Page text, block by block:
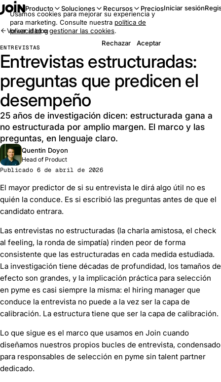
Producto Soluciones Recursos PreciosIniciar sesión
Volver al blog
ENTREVISTAS
Entrevistas estructuradas:
preguntas que predicen el
desempeño
25 años de investigación dicen: estructurada gana a
no estructurada por amplio margen. El marco y las
preguntas, en lenguaje claro.
Quentin Doyon
Head of Product
Publicado 6 de abril de 2026
El mayor predictor de si su entrevista le dirá algo útil no es
quién la conduce. Es si escribió las preguntas antes de que el
candidato entrara.
Las entrevistas no estructuradas (la charla amistosa, el check
al feeling, la ronda de simpatía) rinden peor de forma
consistente que las estructuradas en cada medida estudiada.
La investigación tiene décadas de profundidad, los tamaños de
efecto son grandes, y la implicación práctica para selección
en pyme es casi siempre la misma: el hiring manager que
conduce la entrevista no puede a la vez ser la capa de
calibración. La estructura tiene que ser la capa de calibración.
Lo que sigue es el marco que usamos en Join cuando
diseñamos nuestros propios bucles de entrevista, condensado
para responsables de selección en pyme sin talent partner
dedicado.
Usamos cookies para mejorar su experiencia y
para marketing. Consulte nuestra política de
privacidadogestionar las cookies.
Rechazar
Aceptar